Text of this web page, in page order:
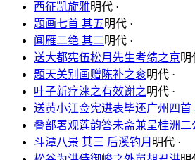
西征凯旋雅明代 ·
题画七首 其五明代 ·
闻雁二绝 其二明代 ·
送大都宪伍松月先生考绩之京明
题天关别画赠陈补之衮明代 ·
叶子新疗涞之有效谢之明代 ·
送黄小江佥宪进表毕还广州四首
叠部署观莲韵答未斋兼呈桂洲二
斗潭八景 其三 后溪钓月 明代 ·